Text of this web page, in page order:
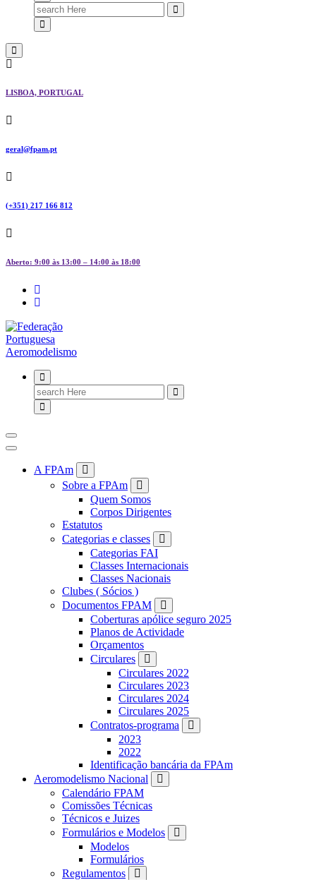
Search
for:
LISBOA, PORTUGAL
geral@fpam.pt
(+351) 217 166 812
Aberto: 9:00 às 13:00 – 14:00 às 18:00
FPAM
Search
for:
A FPAm
Sobre a FPAm
Quem Somos
Corpos Dirigentes
Estatutos
Categorias e classes
Categorias FAI
Classes Internacionais
Classes Nacionais
Clubes ( Sócios )
Documentos FPAM
Coberturas apólice seguro 2025
Planos de Actividade
Orçamentos
Circulares
Circulares 2022
Circulares 2023
Circulares 2024
Circulares 2025
Contratos-programa
2023
2022
Identificação bancária da FPAm
Aeromodelismo Nacional
Calendário FPAM
Comissões Técnicas
Técnicos e Juizes
Formulários e Modelos
Modelos
Formulários
Regulamentos